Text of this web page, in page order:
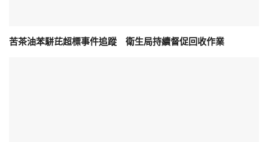
苦茶油苯駢芘超標事件追蹤 衛生局持續督促回收作業